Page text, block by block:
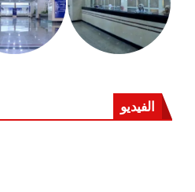
الفيديو